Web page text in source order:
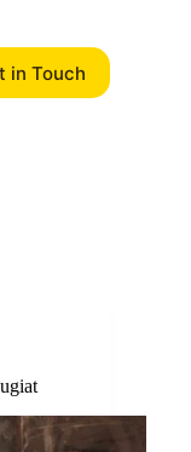
in Touch